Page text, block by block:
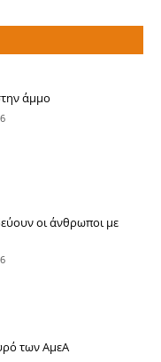
άμμο
οι άνθρωποι με
των ΑμεΑ